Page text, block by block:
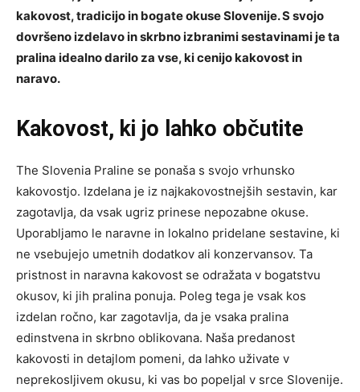
kakovost, tradicijo in bogate okuse Slovenije. S svojo
dovršeno izdelavo in skrbno izbranimi sestavinami je ta
pralina idealno darilo za vse, ki cenijo kakovost in
naravo.
Kakovost, ki jo lahko občutite
The Slovenia Praline se ponaša s svojo vrhunsko
kakovostjo. Izdelana je iz najkakovostnejših sestavin, kar
zagotavlja, da vsak ugriz prinese nepozabne okuse.
Uporabljamo le naravne in lokalno pridelane sestavine, ki
ne vsebujejo umetnih dodatkov ali konzervansov. Ta
pristnost in naravna kakovost se odražata v bogatstvu
okusov, ki jih pralina ponuja. Poleg tega je vsak kos
izdelan ročno, kar zagotavlja, da je vsaka pralina
edinstvena in skrbno oblikovana. Naša predanost
kakovosti in detajlom pomeni, da lahko uživate v
neprekosljivem okusu, ki vas bo popeljal v srce Slovenije.